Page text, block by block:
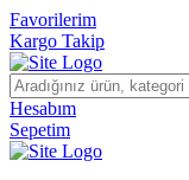
Favorilerim
Kargo Takip
Hesabım
Sepetim